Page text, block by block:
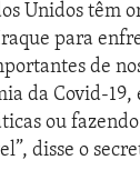
Unidos têm
para
de
da Covid-19,
ou
disse o